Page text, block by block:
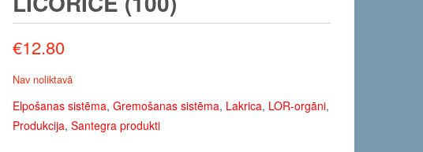
€12.80
Nav noliktavā
Elpošanas sistēma, Gremošanas sistēma, Lakrica, LOR-orgāni,
Produkcija, Santegra produkti